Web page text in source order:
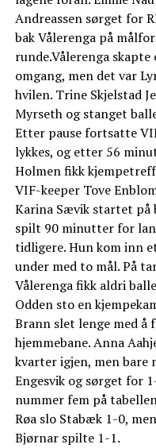
Andreassen sørget for
bak Vålerenga på
runde.Vålerenga skapte
omgang, men det var
hvilen. Trine Skjelstad
Myrseth og stanget
Etter pause fortsatte
lykkes, og etter 56
Holmen fikk
VIF-keeper Tove
Karina Sævik startet på
spilt 90 minutter for
tidligere. Hun kom inn
under med to mål. På
Vålerenga fikk aldri
Odden sto en
Brann slet lenge med å
hjemmebane. Anna
kvarter igjen, men bare
Engesvik og sørget for
nummer fem på
Røa slo Stabæk 1-0,
Bjørnar spilte 1-1.